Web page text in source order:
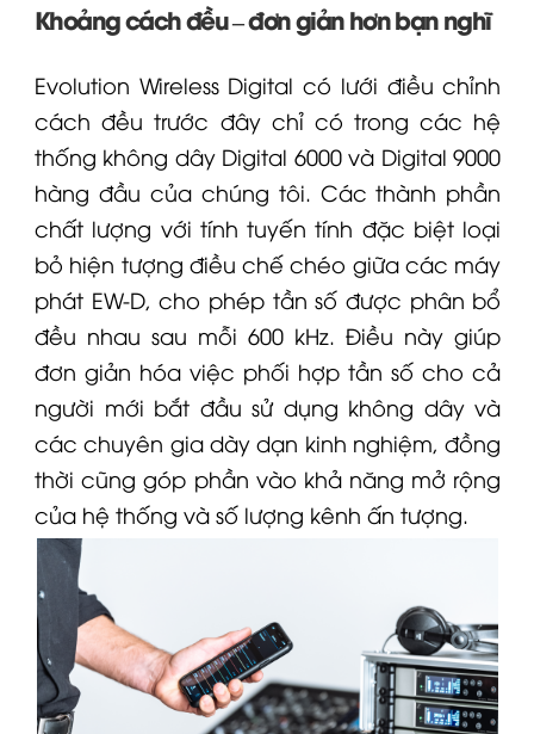
Khoảng cách đều – đơn giản hơn bạn nghĩ
Evolution Wireless Digital có lưới điều chỉnh
cách đều trước đây chỉ có trong các hệ
thống không dây Digital 6000và Digital 9000
hàng đầu của chúng tôi. Các thành phần
chất lượng với tính tuyến tính đặc biệt loại
bỏ hiện tượng điều chế chéo giữa các máy
phát EW-D, cho phép tần số được phân bổ
đều nhau sau mỗi 600 kHz. Điều này giúp
đơn giản hóa việc phối hợp tần số cho cả
người mới bắt đầu sử dụng không dây và
các chuyên gia dày dạn kinh nghiệm, đồng
thời cũng góp phần vào khả năng mở rộng
của hệ thống và số lượng kênh ấn tượng.